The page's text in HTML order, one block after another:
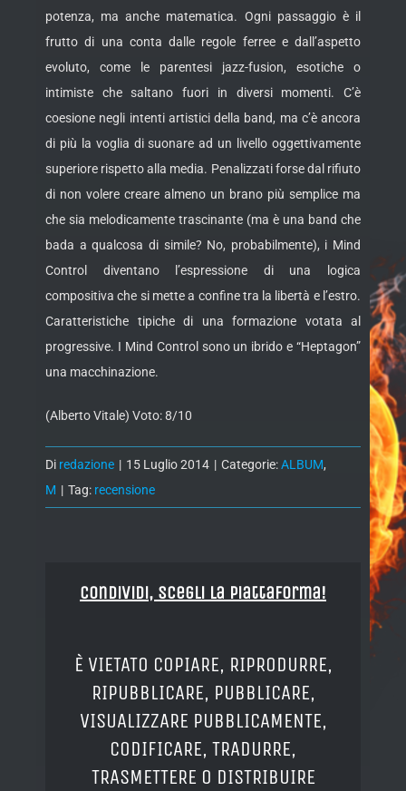
potenza, ma anche matematica. Ogni passaggio è il
frutto di una conta dalle regole ferree e dall’aspetto
evoluto, come le parentesi jazz-fusion, esotiche o
intimiste che saltano fuori in diversi momenti. C’è
coesione negli intenti artistici della band, ma c’è ancora
di più la voglia di suonare ad un livello oggettivamente
superiore rispetto alla media. Penalizzati forse dal rifiuto
di non volere creare almeno un brano più semplice ma
che sia melodicamente trascinante (ma è una band che
bada a qualcosa di simile? No, probabilmente), i Mind
Control diventano l’espressione di una logica
compositiva che si mette a confine tra la libertà e l’estro.
Caratteristiche tipiche di una formazione votata al
progressive. I Mind Control sono un ibrido e “Heptagon”
una macchinazione.
(Alberto Vitale) Voto: 8/10
Di redazione | 15 Luglio 2014 | Categorie:ALBUM,
M | Tag: recensione
Condividi, Scegli la piattaforma!
È VIETATO COPIARE, RIPRODURRE,
RIPUBBLICARE, PUBBLICARE,
VISUALIZZARE PUBBLICAMENTE,
CODIFICARE, TRADURRE,
TRASMETTERE O DISTRIBUIRE